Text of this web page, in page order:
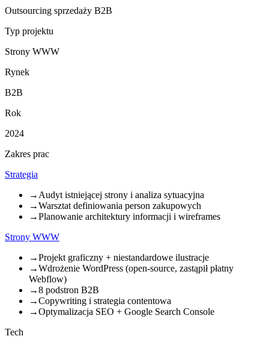
Outsourcing sprzedaży B2B
Typ projektu
Strony WWW
Rynek
B2B
Rok
2024
Zakres prac
Strategia
→ Audyt istniejącej strony i analiza sytuacyjna
→Warsztat definiowania person zakupowych
→Planowanie architektury informacji i wireframes
Strony WWW
→Projekt graficzny + niestandardowe ilustracje
→Wdrożenie WordPress (open-source, zastąpił płatny
Webflow)
→8 podstron B2B
→Copywriting i strategia contentowa
→Optymalizacja SEO + Google Search Console
Tech